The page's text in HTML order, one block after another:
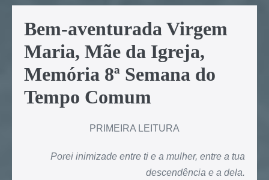
Bem-aventurada Virgem
Maria, Mãe da Igreja,
Memória 8ª Semana do
Tempo Comum
PRIMEIRA LEITURA
Porei inimizade entre ti e a mulher, entre a tua
descendência e a dela.